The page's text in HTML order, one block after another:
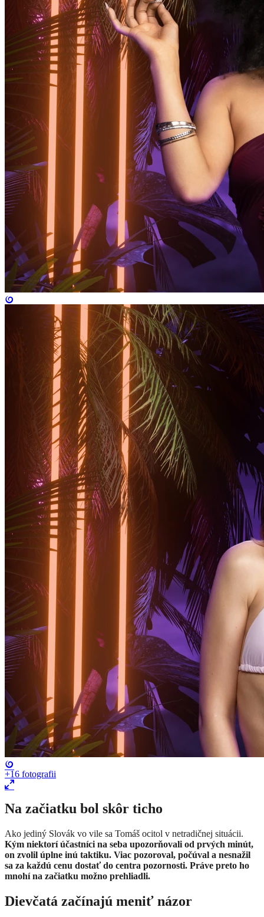
+16 fotografii
​Na začiatku bol skôr ticho
Ako jediný Slovák vo vile sa Tomáš ocitol v netradičnej situácii.
Kým niektorí účastníci na seba upozorňovali od prvých minút,
on zvolil úplne inú taktiku. Viac pozoroval, počúval a nesnažil
sa za každú cenu dostať do centra pozornosti. Práve preto ho
mnohí na začiatku možno prehliadli.
Dievčatá začínajú meniť názor